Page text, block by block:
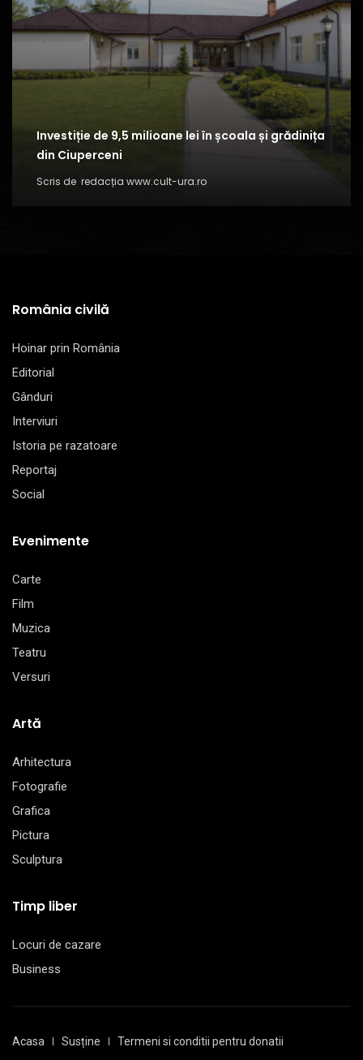
Investiție de 9,5 milioane lei în școala și grădinița
din Ciuperceni
Scris de redacția www.cult-ura.ro
România civilă
Hoinar prin România
Editorial
Gânduri
Interviuri
Istoria pe razatoare
Reportaj
Social
Evenimente
Carte
Film
Muzica
Teatru
Versuri
Artă
Arhitectura
Fotografie
Grafica
Pictura
Sculptura
Timp liber
Locuri de cazare
Business
Acasa Susține
Termeni si conditii pentru donatii